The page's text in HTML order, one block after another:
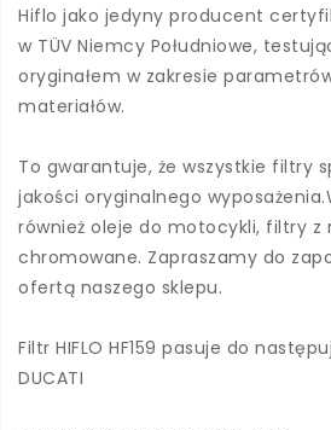
Hiflo jako jedyny producent
w TÜV Niemcy Południowe,
oryginałem w zakresie
materiałów.
To gwarantuje, że wszystkie filtry
jakości oryginalnego
również oleje do motocykli, filtry z
chromowane. Zapraszamy do
ofertą naszego sklepu.
Filtr HIFLO HF159 pasuje do
DUCATI